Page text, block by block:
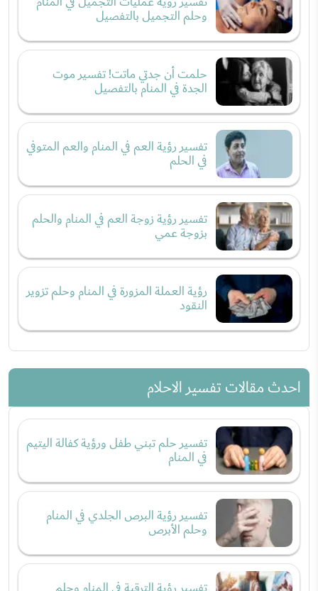
وحلم التجميل بالتفصيل
حلمت أن جدتي ماتت! تفسير موت
الجدة في المنام بالتفصيل
تفسير رؤية العم في المنام والعم المتوفي
في الحلم
تفسير رؤية زوجة العم في المنام والحلم
بزوجة عمي
رؤية العملة المزورة في المنام وحلم تزوير
النقود
احدث مقالات تفسير الاحلام
تفسير حلم تبني طفل ورؤية كفالة اليتيم
في المنام
تفسير رؤية البرص الجلدي في المنام
وحلم الأبرص